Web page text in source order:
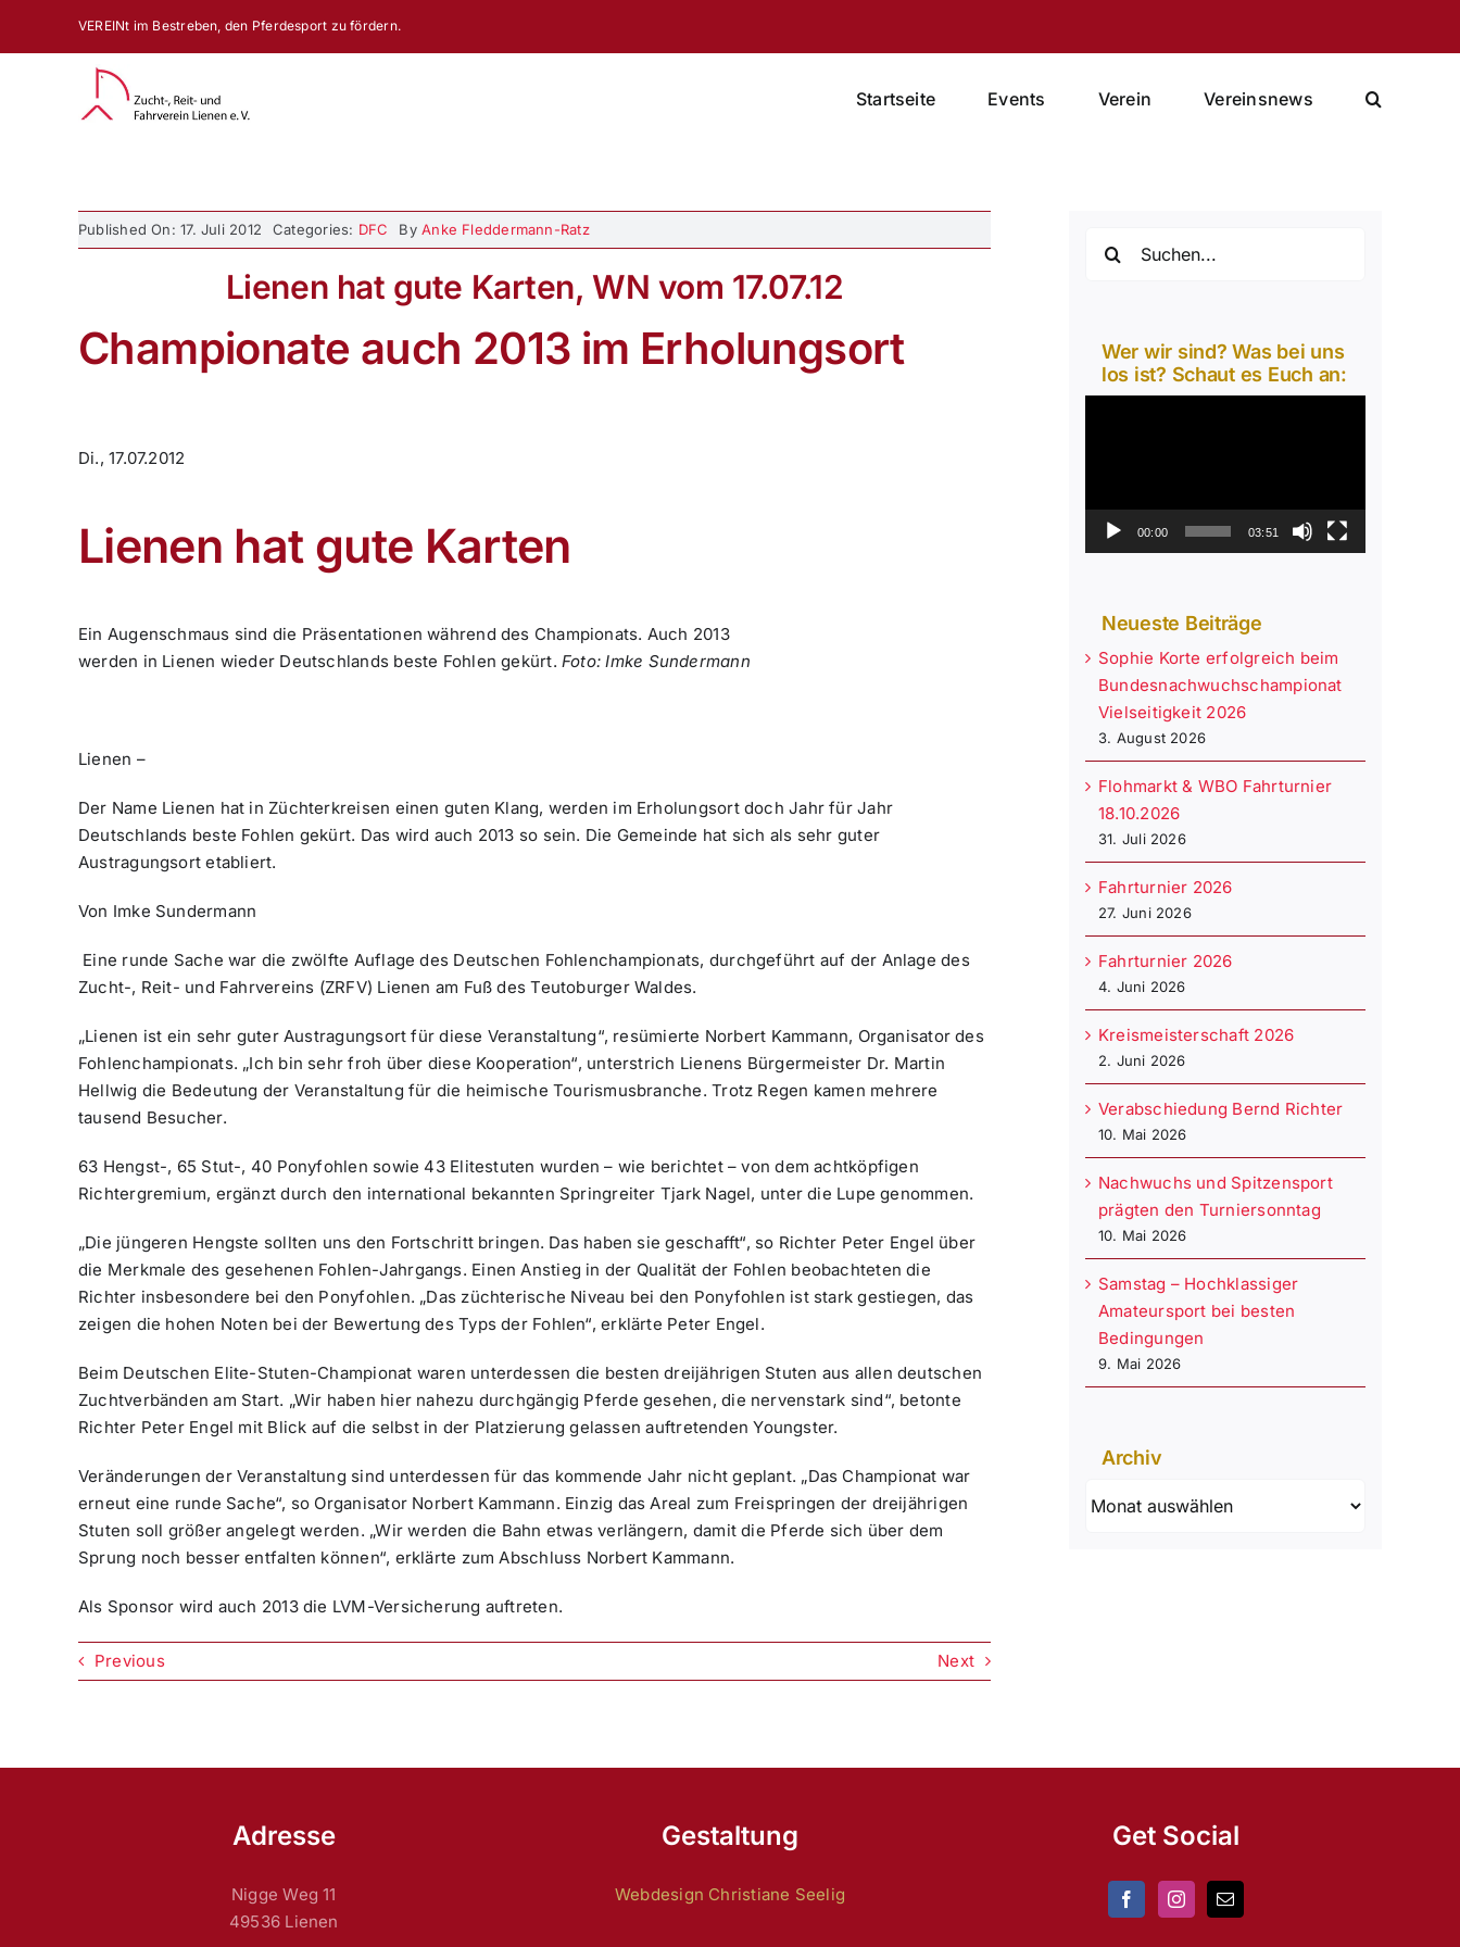
VEREINt im Bestreben, den Pferdesport zu fördern.
Startseite Events Verein Vereinsnews
Published On: 17. Juli 2012 Categories: DFC ByAnke Fleddermann-Ratz
Lienen hat gute Karten, WN vom 17.07.12
Championate auch 2013 im Erholungsort
Di., 17.07.2012
Lienen hat gute Karten
Ein Augenschmaus sind die Präsentationen während des Championats. Auch 2013
werden in Lienen wieder Deutschlands beste Fohlen gekürt.Foto: Imke Sundermann
Lienen –
Der Name Lienen hat in Züchterkreisen einen guten Klang, werden im Erholungsort doch Jahr für Jahr
Deutschlands beste Fohlen gekürt. Das wird auch 2013 so sein. Die Gemeinde hat sich als sehr guter
Austragungsort etabliert.
Von Imke Sundermann
Eine runde Sache war die zwölfte Auflage des Deutschen Fohlenchampionats, durchgeführt auf der Anlage des
Zucht-, Reit- und Fahrvereins (ZRFV) Lienen am Fuß des Teutoburger Waldes.
„Lienen ist ein sehr guter Austragungsort für diese Veranstaltung“, resümierte Norbert Kammann, Organisator des
Fohlenchampionats. „Ich bin sehr froh über diese Kooperation“, unterstrich Lienens Bürgermeister Dr. Martin
Hellwig die Bedeutung der Veranstaltung für die heimische Tourismusbranche. Trotz Regen kamen mehrere
tausend Besucher.
63 Hengst-, 65 Stut-, 40 Ponyfohlen sowie 43 Elitestuten wurden – wie berichtet – von dem achtköpfigen
Richtergremium, ergänzt durch den international bekannten Springreiter Tjark Nagel, unter die Lupe genommen.
„Die jüngeren Hengste sollten uns den Fortschritt bringen. Das haben sie geschafft“, so Richter Peter Engel über
die Merkmale des gesehenen Fohlen-Jahrgangs. Einen Anstieg in der Qualität der Fohlen beobachteten die
Richter insbesondere bei den Ponyfohlen. „Das züchterische Niveau bei den Ponyfohlen ist stark gestiegen, das
zeigen die hohen Noten bei der Bewertung des Typs der Fohlen“, erklärte Peter Engel.
Beim Deutschen Elite-Stuten-Championat waren unterdessen die besten dreijährigen Stuten aus allen deutschen
Zuchtverbänden am Start. „Wir haben hier nahezu durchgängig Pferde gesehen, die nervenstark sind“, betonte
Richter Peter Engel mit Blick auf die selbst in der Platzierung gelassen auftretenden Youngster.
Veränderungen der Veranstaltung sind unterdessen für das kommende Jahr nicht geplant. „Das Championat war
erneut eine runde Sache“, so Organisator Norbert Kammann. Einzig das Areal zum Freispringen der dreijährigen
Stuten soll größer angelegt werden. „Wir werden die Bahn etwas verlängern, damit die Pferde sich über dem
Sprung noch besser entfalten können“, erklärte zum Abschluss Norbert Kammann.
Als Sponsor wird auch 2013 die LVM-Versicherung auftreten.
Previous Next
nach:
Wer wir sind? Was bei uns
los ist? Schaut es Euch an:
00:00 03:51
Neueste Beiträge
Sophie Korte erfolgreich beim
Bundesnachwuchschampionat
Vielseitigkeit 2026
3. August 2026
Flohmarkt & WBO Fahrturnier
18.10.2026
31. Juli 2026
Fahrturnier 2026
27. Juni 2026
Fahrturnier 2026
4. Juni 2026
Kreismeisterschaft 2026
2. Juni 2026
Verabschiedung Bernd Richter
10. Mai 2026
Nachwuchs und Spitzensport
prägten den Turniersonntag
10. Mai 2026
Samstag – Hochklassiger
Amateursport bei besten
Bedingungen
9. Mai 2026
Archiv
Adresse
Nigge Weg 11
49536 Lienen
Gestaltung
Webdesign Christiane Seelig
Get Social